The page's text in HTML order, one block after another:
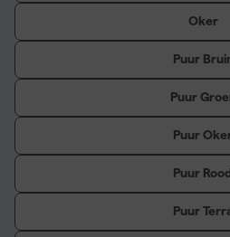
Oker
Puur
Puur
Puur
Puur
Puur